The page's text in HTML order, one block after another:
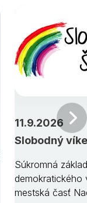
Slobodný
11.9.2026
Súkromná
demokratického
mestská časť